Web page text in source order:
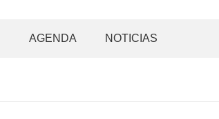
AGENDA NOTICIAS